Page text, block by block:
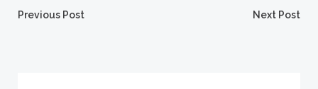
Post
Previous Post Next Post